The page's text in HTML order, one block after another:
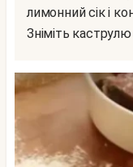
лимонний сік і
Зніміть